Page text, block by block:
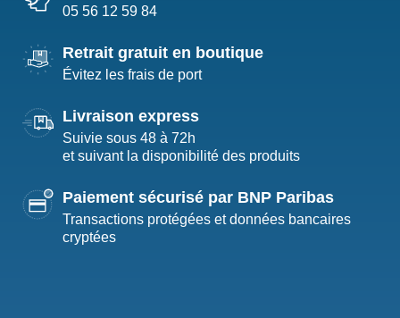
05 56 12 59 84
Retrait gratuit en boutique
Évitez les frais de port
Livraison express
Suivie sous 48 à 72h
et suivant la disponibilité des produits
Paiement sécurisé par BNP Paribas
Transactions protégées et données bancaires
cryptées